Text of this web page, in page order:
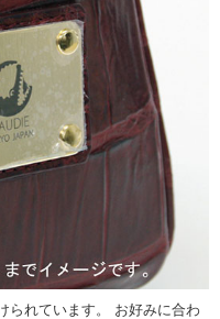
られています。 お好みに合わ